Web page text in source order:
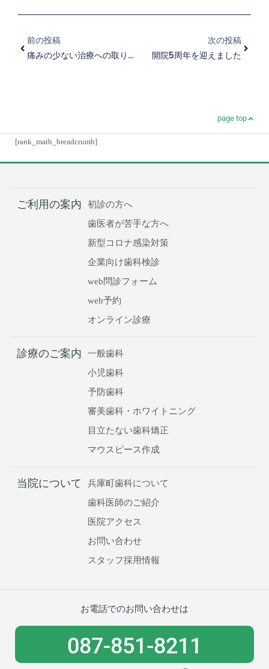
前の投稿
痛みの少ない治療への取り組み
次の投稿
開院5周年を迎えました
page top
[rank_math_breadcrumb]
ご利用の案内
初診の方へ
歯医者が苦手な方へ
新型コロナ感染対策
企業向け歯科検診
web問診フォーム
web予約
オンライン診療
診療のご案内
一般歯科
小児歯科
予防歯科
審美歯科・ホワイトニング
目立たない歯科矯正
マウスピース作成
当院について
兵庫町歯科について
歯科医師のご紹介
医院アクセス
お問い合わせ
スタッフ採用情報
お電話でのお問い合わせは
087-851-8211